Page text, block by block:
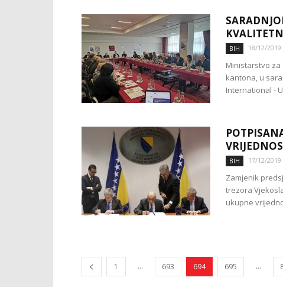
BIH 18/12/2019
Ministarstvo
kantona, u
International -
BIH 17/12/2019
Zamjenik
trezora
ukupne
1 ... 693 694 695 ...